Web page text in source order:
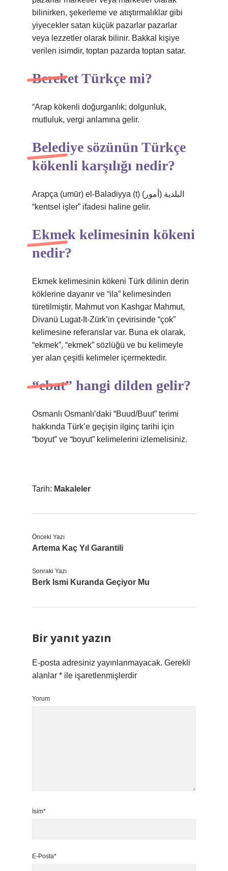
bilinirken, şekerleme ve atıştırmalıklar gibi
yiyecekler satan küçük pazarlar pazarlar
veya lezzetler olarak bilinir. Bakkal kişiye
verilen isimdir, toptan pazarda toptan satar.
Bereket Türkçe mi?
“Arap kökenli doğurganlık; dolgunluk,
mutluluk, vergi anlamına gelir.
Belediye sözünün Türkçe
kökenli karşılığı nedir?
Arapça (umūr) el-Baladiyya (t) (أمور) البلدية
“kentsel işler” ifadesi haline gelir.
Ekmek kelimesinin kökeni
nedir?
Ekmek kelimesinin kökeni Türk dilinin derin
köklerine dayanır ve “ila” kelimesinden
türetilmiştir. Mahmut von Kashgar Mahmut,
Divanü Lugat-It-Zürk’in çevirisinde “çok”
kelimesine referanslar var. Buna ek olarak,
“ekmek”, “ekmek” sözlüğü ve bu kelimeyle
yer alan çeşitli kelimeler içermektedir.
“ebat” hangi dilden gelir?
Osmanlı Osmanlı’daki “Buud/Buut” terimi
hakkında Türk’e geçişin ilginç tarihi için
“boyut” ve “boyut” kelimelerini izlemelisiniz.
Tarih: Makaleler
Önceki Yazı
Artema Kaç Yıl Garantili
Sonraki Yazı
Berk Ismi Kuranda Geçiyor Mu
Bir yanıt yazın
E-posta adresiniz yayınlanmayacak. Gerekli
alanlar * ile işaretlenmişlerdir
Yorum
İsim*
E-Posta*